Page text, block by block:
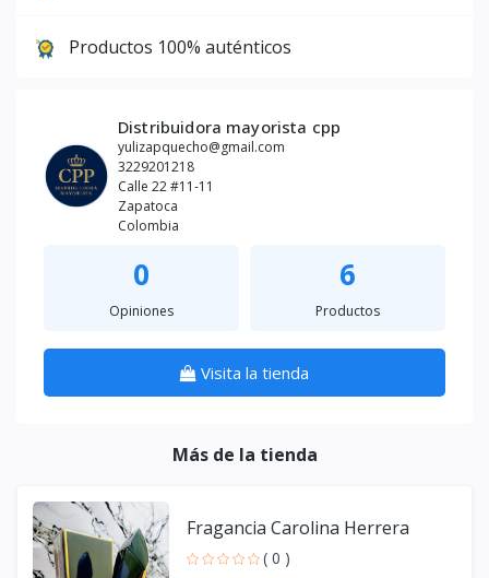
Productos 100% auténticos
Distribuidora mayorista cpp
yulizapquecho@gmail.com
3229201218
Calle 22 #11-11
Zapatoca
Colombia
0
Opiniones
6
Productos
Visita la tienda
Más de la tienda
Fragancia Carolina Herrera
( 0 )